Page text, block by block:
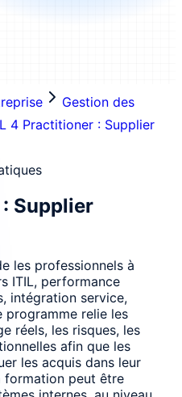
Gestion des
4 Practitioner : Supplier
Supplier
les professionnels à
ITIL, performance
intégration service,
relie les
réels, les risques, les
afin que les
les acquis dans leur
formation peut être